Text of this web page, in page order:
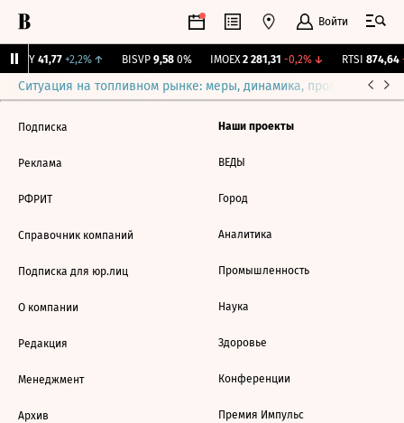
Войти
OKEY 41,77 +2,2%↑ BISVP 9,58 0% IMOEX 2 281,31 -0,2%↓ RTSI 874,64 -
Ситуация на топливном рынке: меры, динамика, прогнозы
Подписка
Реклама
РФРИТ
Справочник компаний
Подписка для юр.лиц
О компании
Редакция
Менеджмент
Архив
Наши проекты
ВЕДЫ
Город
Аналитика
Промышленность
Наука
Здоровье
Конференции
Премия Импульс